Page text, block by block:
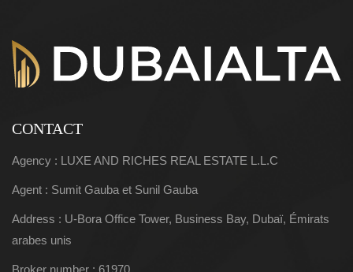
CONTACT
Agency : LUXE AND RICHES REAL ESTATE L.L.C
Agent : Sumit Gauba et Sunil Gauba
Address : U-Bora Office Tower, Business Bay, Dubaï, Émirats
arabes unis
Broker number : 61970